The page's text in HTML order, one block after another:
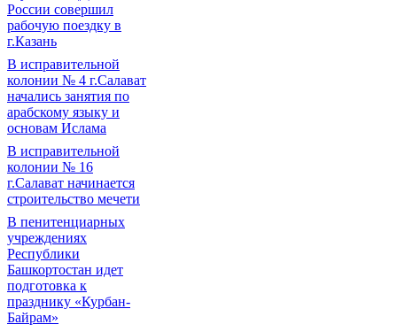
России совершил
рабочую поездку в
г.Казань
В исправительной
колонии № 4 г.Салават
начались занятия по
арабскому языку и
основам Ислама
В исправительной
колонии № 16
г.Салават начинается
строительство мечети
В пенитенциарных
учреждениях
Республики
Башкортостан идет
подготовка к
празднику «Курбан-
Байрам»